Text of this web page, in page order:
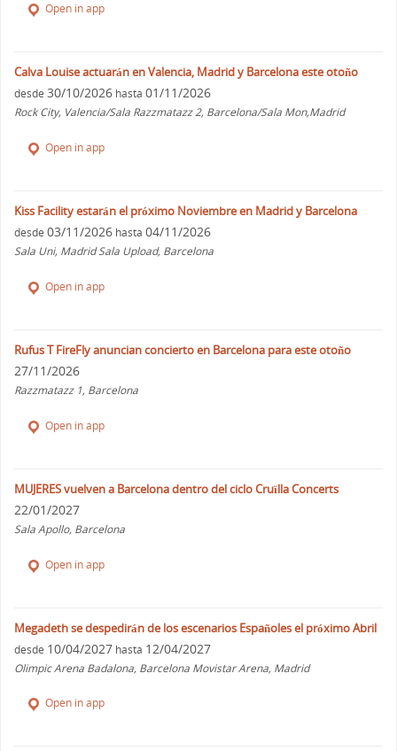
Open in app
Calva Louise actuarán en Valencia, Madrid y Barcelona este otoño
desde 30/10/2026 hasta 01/11/2026
Rock City, Valencia/Sala Razzmatazz 2, Barcelona/Sala Mon,Madrid
Open in app
Kiss Facility estarán el próximo Noviembre en Madrid y Barcelona
desde 03/11/2026 hasta 04/11/2026
Sala Uni, Madrid Sala Upload, Barcelona
Open in app
Rufus T FireFly anuncian concierto en Barcelona para este otoño
27/11/2026
Razzmatazz 1, Barcelona
Open in app
MUJERES vuelven a Barcelona dentro del ciclo Cruïlla Concerts
22/01/2027
Sala Apollo, Barcelona
Open in app
Megadeth se despedirán de los escenarios Españoles el próximo Abril
desde 10/04/2027 hasta 12/04/2027
Olimpic Arena Badalona, Barcelona Movistar Arena, Madrid
Open in app